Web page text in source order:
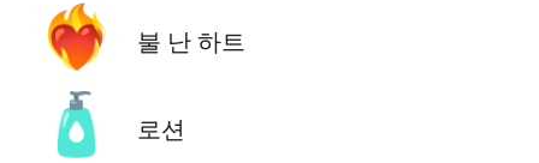
❤️‍🔥 불 난 하트
🧴 로션